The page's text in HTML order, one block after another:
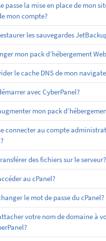
passe la mise en place de mon
mon compte?
les sauvegardes
mon pack d’hébergement
le cache DNS de mon
avec CyberPanel?
mon pack
connecter au compte
des fichiers sur le serveur?
au cPanel?
le mot de passe du cPanel?
votre nom de domaine à